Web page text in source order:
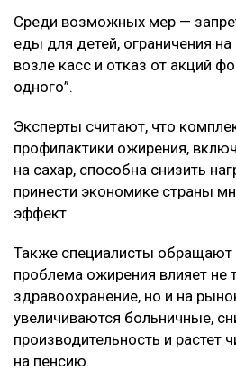
Среди возможных мер —
еды для детей, ограничения
возле касс и отказ от акций
одного”.
Эксперты считают, что
профилактики ожирения,
на сахар, способна снизить
принести экономике страны
эффект.
Также специалисты обращают
проблема ожирения влияет не
здравоохранение, но и на
увеличиваются больничные,
производительность и растет
на пенсию.